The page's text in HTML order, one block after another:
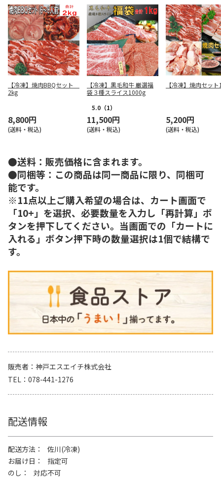
【冷凍】焼肉BBQセット
2kg
8,800円
(送料・税込)
【冷凍】黒毛和牛 厳選福
袋３種スライス1000g
5.0 （1）
11,500円
(送料・税込)
【冷凍】焼肉セッ
5,200円
(送料・税込)
●送料：販売価格に含まれます。
●同梱等：この商品は同一商品に限り、同梱可
能です。
※11点以上ご購入希望の場合は、カート画面で
「10+」を選択、必要数量を入力し「再計算」ボ
タンを押下してください。当画面での「カートに
入れる」ボタン押下時の数量選択は1個で結構で
す。
販売者
神戸エスエイチ株式会社
TEL
078-441-1276
配送情報
配送方法
佐川(冷凍)
お届け日
指定可
のし
対応不可